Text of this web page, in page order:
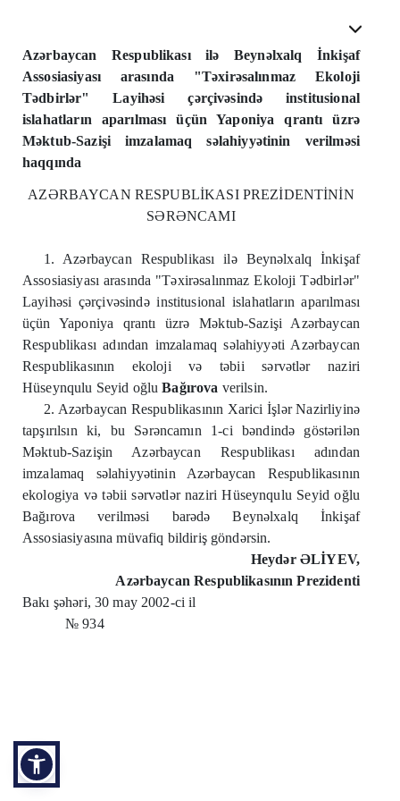
Azərbaycan Respublikası ilə Beynəlxalq İnkişaf
Assosiasiyası arasında "Təxirəsalınmaz Ekoloji
Tədbirlər" Layihəsi çərçivəsində institusional
islahatların aparılması üçün Yaponiya qrantı üzrə
Məktub-Sazişi imzalamaq səlahiyyətinin verilməsi
haqqında
AZƏRBAYCAN RESPUBLİKASI PREZİDENTİNİN
SƏRƏNCAMI
1. Azərbaycan Respublikası ilə Beynəlxalq İnkişaf
Assosiasiyası arasında "Təxirəsalınmaz Ekoloji Tədbirlər"
Layihəsi çərçivəsində institusional islahatların aparılması
üçün Yaponiya qrantı üzrə Məktub-Sazişi Azərbaycan
Respublikası adından imzalamaq səlahiyyəti Azərbaycan
Respublikasının ekoloji və təbii sərvətlər naziri
Hüseynqulu Seyid oğluBağırova verilsin.
2. Azərbaycan Respublikasının Xarici İşlər Nazirliyinə
tapşırılsın ki, bu Sərəncamın 1-ci bəndində göstərilən
Məktub-Sazişin Azərbaycan Respublikası adından
imzalamaq səlahiyyətinin Azərbaycan Respublikasının
ekologiya və təbii sərvətlər naziri Hüseynqulu Seyid oğlu
Bağırova verilməsi barədə Beynəlxalq İnkişaf
Assosiasiyasına müvafiq bildiriş göndərsin.
Heydər ƏLİYEV,
Azərbaycan Respublikasının Prezidenti
Bakı şəhəri, 30 may 2002-ci il
№ 934